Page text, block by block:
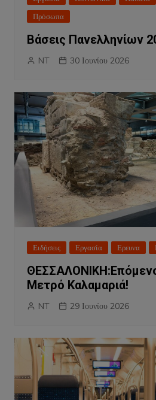
Πρόσωπα
Βάσεις Πανελληνίων
NT 30 Ιουνίου 2026
Ειδήσεις Εργασία Ερευνα
Μετρό Καλαμαριά!
NT 29 Ιουνίου 2026